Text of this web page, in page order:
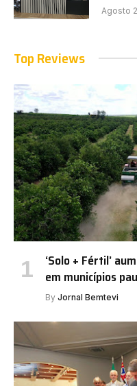
Agosto
Top Reviews
‘Solo + Fértil’
em municípios
By Jornal Bemtevi